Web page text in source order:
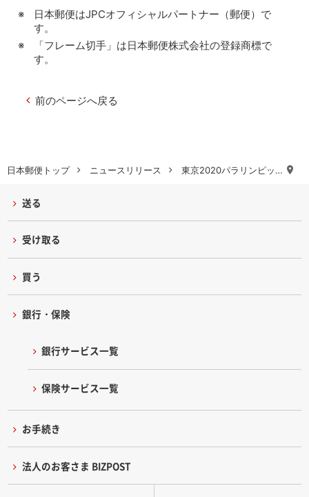
日本郵便トップ ニュースリリース 東京2020パラリンピッ…
日本郵便はJPCオフィシャルパートナー（郵便）で
す。
「フレーム切手」は日本郵便株式会社の登録商標で
す。
前のページへ戻る
送る
受け取る
買う
銀行・保険
銀行サービス一覧
保険サービス一覧
お手続き
法人のお客さま BIZPOST